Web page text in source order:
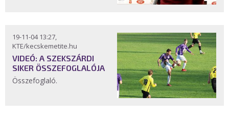
19-11-04 13:27,
KTE/kecskemetite.hu
VIDEÓ: A SZEKSZÁRDI
SIKER ÖSSZEFOGLALÓJA
Összefoglaló.